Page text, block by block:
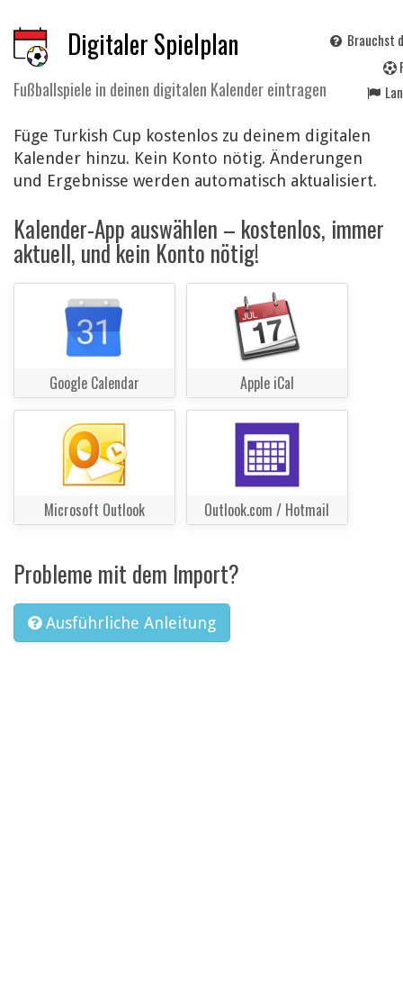
Digitaler Spielplan
Fußballspiele in deinen digitalen Kalender eintragen
Brauchst
Füge Turkish Cup kostenlos zu deinem digitalen
Kalender hinzu. Kein Konto nötig. Änderungen
und Ergebnisse werden automatisch aktualisiert.
Kalender-App auswählen – kostenlos, immer
aktuell, und kein Konto nötig!
Google Calendar Apple iCal
Microsoft Outlook Outlook.com / Hotmail
Probleme mit dem Import?
Ausführliche Anleitung